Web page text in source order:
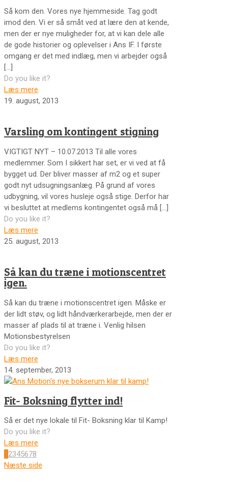
Så kom den. Vores nye hjemmeside. Tag godt
imod den. Vi er så småt ved at lære den at kende,
men der er nye muligheder for, at vi kan dele alle
de gode historier og oplevelser i Ans IF. I første
omgang er det med indlæg, men vi arbejder også
[…]
Do you like it?
Læs mere
19. august, 2013
Varsling om kontingent stigning
VIGTIGT NYT – 10.07.2013 Til alle vores
medlemmer. Som I sikkert har set, er vi ved at få
bygget ud. Der bliver masser af m2 og et super
godt nyt udsugningsanlæg. På grund af vores
udbygning, vil vores husleje også stige. Derfor har
vi besluttet at medlems kontingentet også må […]
Do you like it?
Læs mere
25. august, 2013
Så kan du træne i motionscentret
igen.
Så kan du træne i motionscentret igen. Måske er
der lidt støv, og lidt håndværkerarbejde, men der er
masser af plads til at træne i. Venlig hilsen
Motionsbestyrelsen
Do you like it?
Læs mere
14. september, 2013
Fit- Boksning flytter ind!
Så er det nye lokale til Fit- Boksning klar til Kamp!
Do you like it?
Læs mere
1 2345678
Næste side